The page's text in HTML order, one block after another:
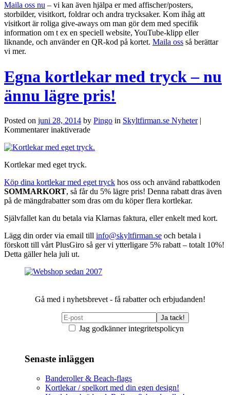
Maila oss nu – vi kan även hjälpa er med affischer/posters,
storbilder, visitkort, foldrar och andra trycksaker. Kom ihåg att
visitkort är roliga give-aways om man gör dem med specifik
information om t ex en speciell website, YouTube-klipp eller
liknande, och använder en QR-kod på kortet. Maila oss så berättar
vi mer.
Egna kortlekar med tryck – nu
ännu lägre pris!
Posted on juni 28, 2014 by Pingo in Skyltfirman.se Nyheter|
Kommentarer inaktiveradeför
kortlekar
nu
ännu
lägre
Kortlekar med eget tryck.
Köp dina kortlekar med eget tryck hos oss och använd rabattkoden
SOMMARKORT, så får du 5% lägre pris! Denna rabatt dras även
på de mängdrabatter som dras om du köper flera kortlekar.
Självfallet kan du betala via Klarnas faktura, eller enkelt med kort.
Lägg din order via email till info@skyltfirman.se och betala i
förskott till vårt PlusGiro så ger vi ytterligare 5% rabatt – totalt 10%!
Detta gäller hela juli ut.
Gå med i nyhetsbrevet - få rabatter och erbjudanden!
Jag godkänner integritetspolicyn
Senaste inläggen
Banderoller & Beach-flags
Kortlekar / spelkort med din egen design!